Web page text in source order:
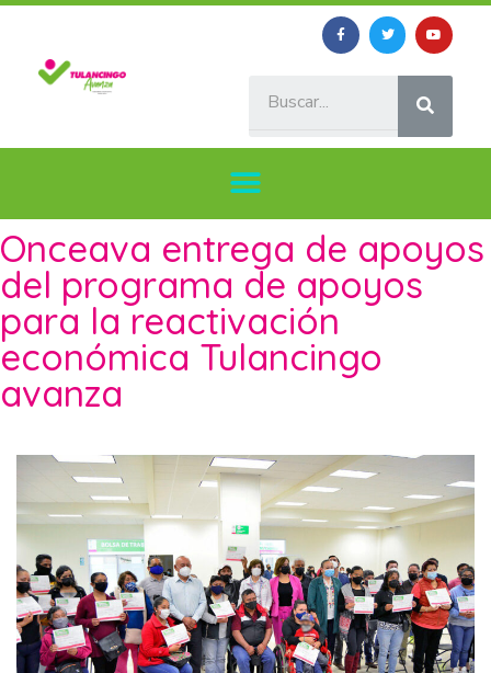
Onceava entrega de apoyos
del programa de apoyos
para la reactivación
económica Tulancingo
avanza